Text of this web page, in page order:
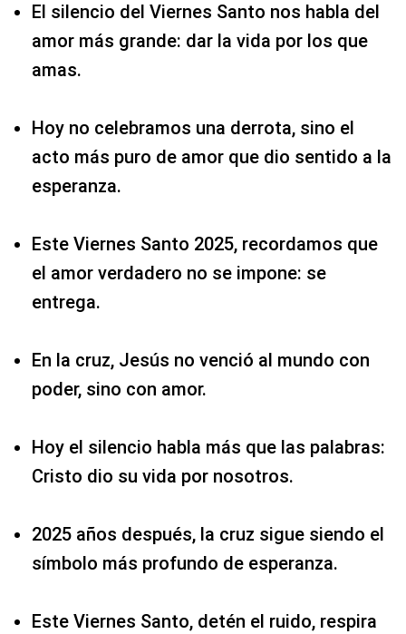
El silencio del Viernes Santo nos habla del
amor más grande: dar la vida por los que
amas.
Hoy no celebramos una derrota, sino el
acto más puro de amor que dio sentido a la
esperanza.
Este Viernes Santo 2025, recordamos que
el amor verdadero no se impone: se
entrega.
En la cruz, Jesús no venció al mundo con
poder, sino con amor.
Hoy el silencio habla más que las palabras:
Cristo dio su vida por nosotros.
2025 años después, la cruz sigue siendo el
símbolo más profundo de esperanza.
Este Viernes Santo, detén el ruido, respira